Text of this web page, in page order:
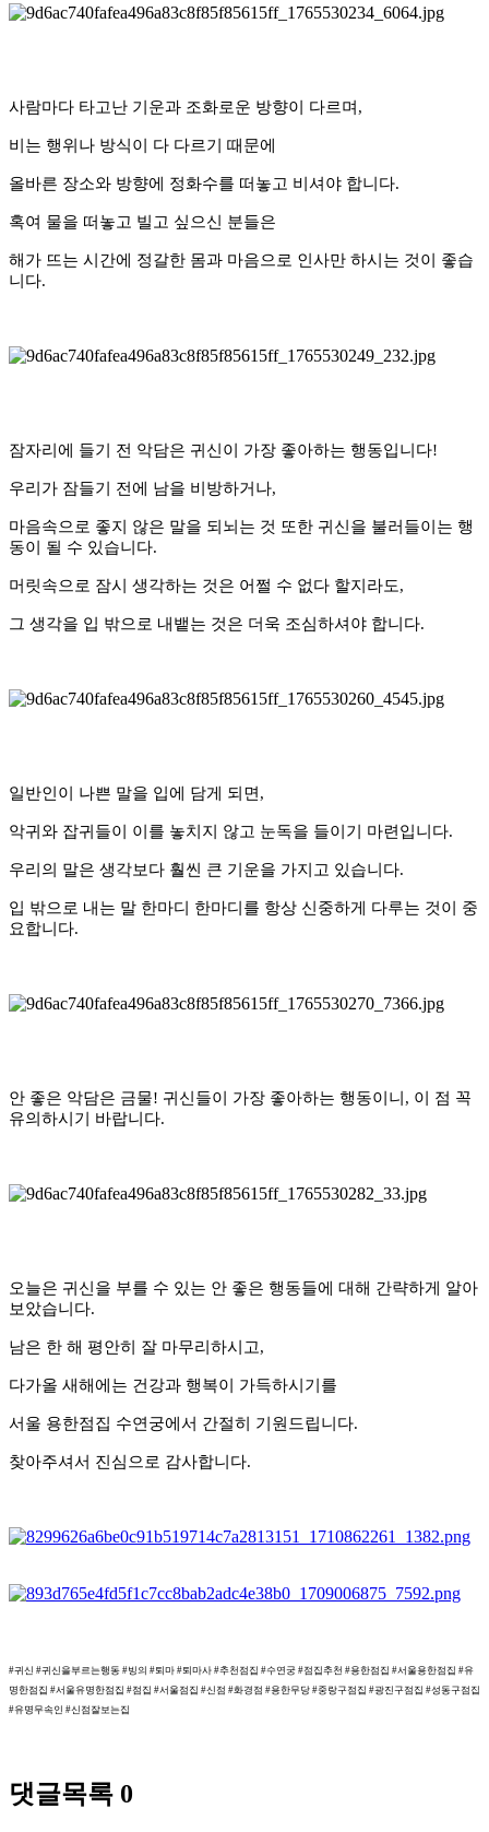
사람마다 타고난 기운과 조화로운 방향이 다르며,
비는 행위나 방식이 다 다르기 때문에
올바른 장소와 방향에 정화수를 떠놓고 비셔야 합니다.
혹여 물을 떠놓고 빌고 싶으신 분들은
해가 뜨는 시간에 정갈한 몸과 마음으로 인사만 하시는 것이 좋습
니다.
잠자리에 들기 전 악담은 귀신이 가장 좋아하는 행동입니다!
우리가 잠들기 전에 남을 비방하거나,
마음속으로 좋지 않은 말을 되뇌는 것 또한 귀신을 불러들이는 행
동이 될 수 있습니다.
머릿속으로 잠시 생각하는 것은 어쩔 수 없다 할지라도,
그 생각을 입 밖으로 내뱉는 것은 더욱 조심하셔야 합니다.
일반인이 나쁜 말을 입에 담게 되면,
악귀와 잡귀들이 이를 놓치지 않고 눈독을 들이기 마련입니다.
우리의 말은 생각보다 훨씬 큰 기운을 가지고 있습니다.
입 밖으로 내는 말 한마디 한마디를 항상 신중하게 다루는 것이 중
요합니다.
안 좋은 악담은 금물! 귀신들이 가장 좋아하는 행동이니, 이 점 꼭
유의하시기 바랍니다.
오늘은 귀신을 부를 수 있는 안 좋은 행동들에 대해 간략하게 알아
보았습니다.
남은 한 해 평안히 잘 마무리하시고,
다가올 새해에는 건강과 행복이 가득하시기를
서울 용한점집 수연궁에서 간절히 기원드립니다.
찾아주셔서 진심으로 감사합니다.
#귀신 #귀신을부르는행동 #빙의 #퇴마 #퇴마사 #추천점집 #수연궁 #점집추천 #용한점집 #서울용한점집 #유
명한점집 #서울유명한점집 #점집 #서울점집 #신점 #화경점 #용한무당 #중랑구점집 #광진구점집 #성동구점집
#유명무속인 #신점잘보는집
댓글목록 0